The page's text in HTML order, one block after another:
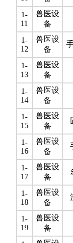
1-
11
兽医设
备
1-
12
兽医设
备
1-
13
兽医设
备
1-
14
兽医设
备
1-
15
兽医设
备
1-
16
兽医设
备
1-
17
兽医设
备
1-
18
兽医设
备
1-
19
兽医设
备